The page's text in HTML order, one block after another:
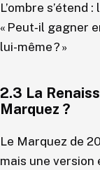
L’ombre s’étend
« Peut‑il gagner
lui-même ? »
2.3 La
Marquez ?
Le Marquez de
mais une version